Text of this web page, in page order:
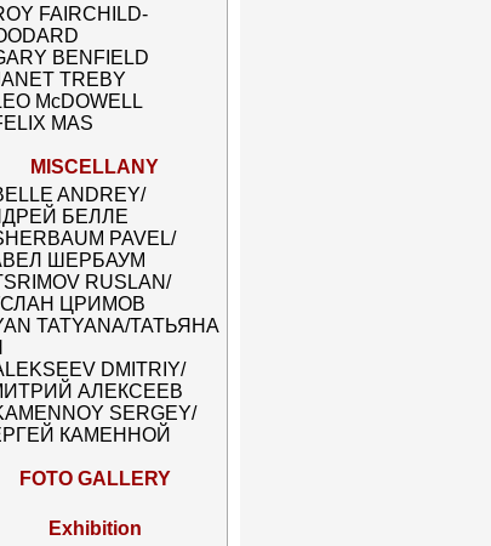
FAIRCHILD-
BENFIELD
TREBY
McDOWELL
MAS
MISCELLANY
ANDREY/
БЕЛЛЕ
PAVEL/
ШЕРБАУМ
RUSLAN/
ЦРИМОВ
TATYANA/ТАТЬЯНА
DMITRIY/
АЛЕКСЕЕВ
SERGEY/
КАМЕННОЙ
FOTO GALLERY
Exhibition